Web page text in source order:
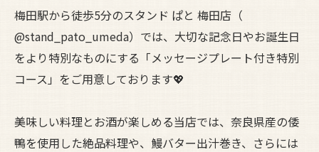
梅田駅から徒歩5分のスタンド ぱと 梅田店（
@stand_pato_umeda）では、大切な記念日やお誕生日
をより特別なものにする「メッセージプレート付き特別
コース」をご用意しております💖
美味しい料理とお酒が楽しめる当店では、奈良県産の倭
鴨を使用した絶品料理や、鰻バター出汁巻き、さらには